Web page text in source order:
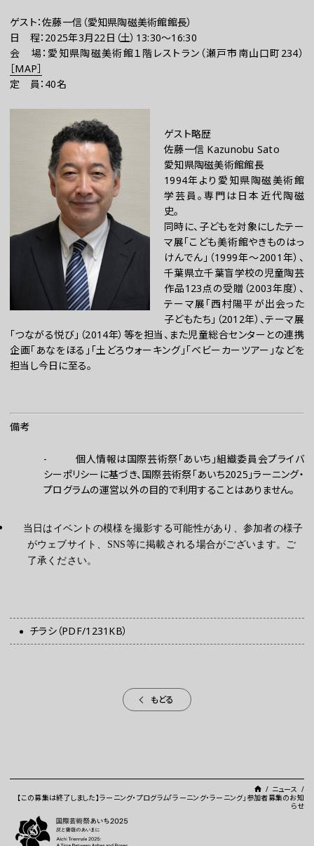
ゲスト：佐藤一信（愛知県陶磁美術館館長）
日 程：2025年3月22日（土）13:30～16:30
会 場：愛知県陶磁美術館１階レストラン（瀬戸市南山口町234）
［MAP］
定 員：40名
ゲスト略歴
佐藤一信 Kazunobu Sato
愛知県陶磁美術館館長
1994年より愛知県陶磁美術館
学芸員。専門は日本近代陶磁
史。
同時に、子どもを対象にしたテー
マ展「こども美術館やきものはっ
けんでん」（1999年～2001年）、
千葉県立千葉盲学校の児童陶芸
作品123点の受贈（2003年度）、
テーマ展「西村陽平が出会った
子どもたち」（2012年）、テーマ展
「つながる悦び」（2014年）等を担当、また児童総合センターとの連携
企画「あなをほる」「土どろウォーキング」「ベビーカーツアー」などを
担当し今日に至る。
備考
-
個人情報は国際芸術祭「あいち」組織委員会プライバ
シーポリシーに基づき、国際芸術祭「あいち2025 」ラーニング・
プログラムの運営以外の目的で利用することはありません。
当日はイベントの模様を撮影する可能性があり、参加者の様子
がウェブサイト、SNS等に掲載される場合がございます。ご
了承ください。
チラシ（PDF/1231KB）
もどる
ニュース
【この募集は終了しました】ラーニング・プログラム「ラーニング・ラーニング」参加者募集のお知
らせ